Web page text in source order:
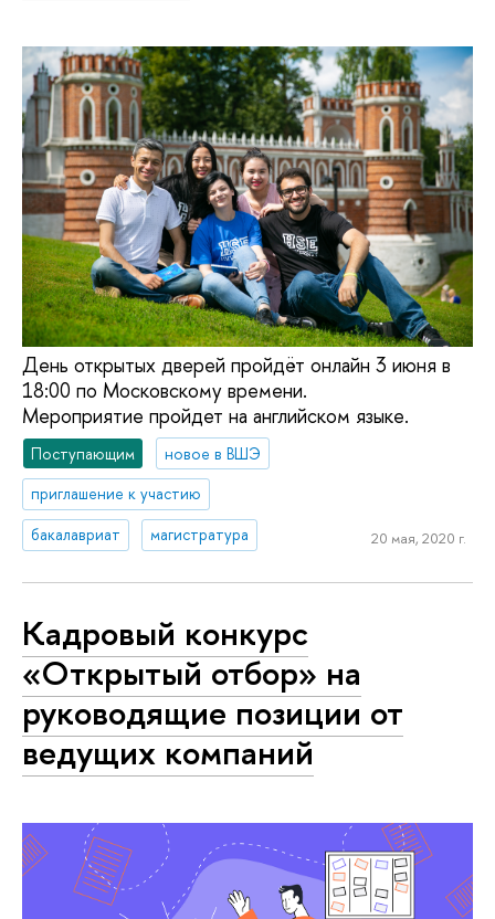
День открытых дверей пройдёт онлайн 3 июня в
18:00 по Московскому времени.
Мероприятие пройдет на английском языке.
Поступающим
новое в ВШЭ
приглашение к участию
бакалавриат
магистратура 20 мая, 2020 г.
Кадровый конкурс
«Открытый отбор» на
руководящие позиции от
ведущих компаний